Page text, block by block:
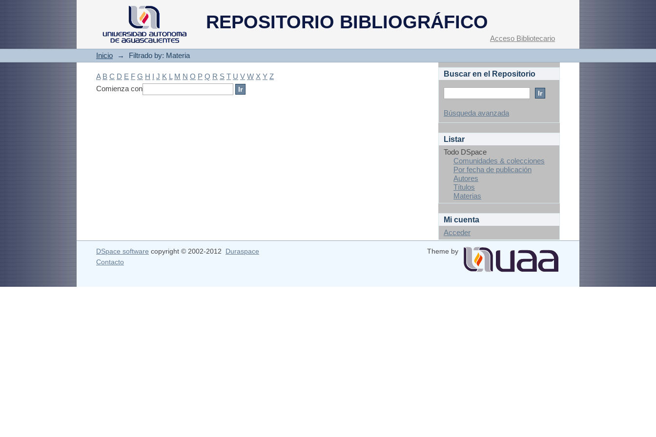
REPOSITORIO BIBLIOGRÁFICO
Filtrado by: Materia
Acceso Bibliotecario
Inicio → Filtrado by: Materia
A B C D E F G H I J K L M N O P Q R S T U V W X Y Z
Comienza con
Buscar en el Repositorio
Búsqueda avanzada
Listar
Todo DSpace
Comunidades & colecciones
Por fecha de publicación
Autores
Títulos
Materias
Mi cuenta
Acceder
DSpace software copyright © 2002-2012 Duraspace
Theme by
Contacto